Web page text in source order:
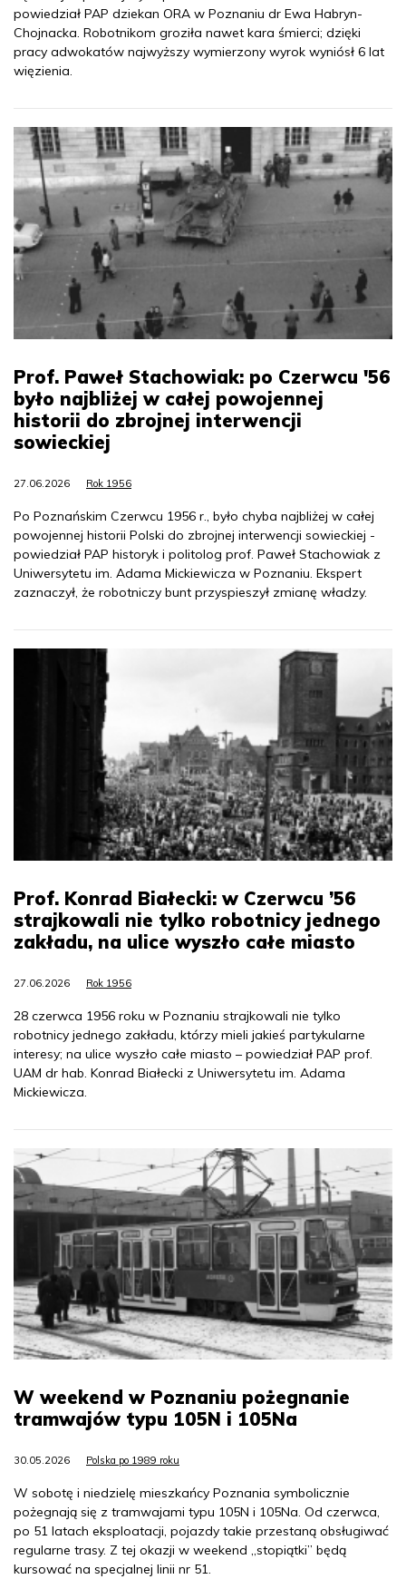
powiedział PAP dziekan ORA w Poznaniu dr Ewa Habryn-
Chojnacka. Robotnikom groziła nawet kara śmierci; dzięki
pracy adwokatów najwyższy wymierzony wyrok wyniósł 6 lat
więzienia.
Prof. Paweł Stachowiak: po Czerwcu '56
było najbliżej w całej powojennej
historii do zbrojnej interwencji
sowieckiej
27.06.2026 Rok 1956
Po Poznańskim Czerwcu 1956 r., było chyba najbliżej w całej
powojennej historii Polski do zbrojnej interwencji sowieckiej -
powiedział PAP historyk i politolog prof. Paweł Stachowiak z
Uniwersytetu im. Adama Mickiewicza w Poznaniu. Ekspert
zaznaczył, że robotniczy bunt przyspieszył zmianę władzy.
Prof. Konrad Białecki: w Czerwcu ’56
strajkowali nie tylko robotnicy jednego
zakładu, na ulice wyszło całe miasto
27.06.2026 Rok 1956
28 czerwca 1956 roku w Poznaniu strajkowali nie tylko
robotnicy jednego zakładu, którzy mieli jakieś partykularne
interesy; na ulice wyszło całe miasto – powiedział PAP prof.
UAM dr hab. Konrad Białecki z Uniwersytetu im. Adama
Mickiewicza.
W weekend w Poznaniu pożegnanie
tramwajów typu 105N i 105Na
30.05.2026 Polska po 1989 roku
W sobotę i niedzielę mieszkańcy Poznania symbolicznie
pożegnają się z tramwajami typu 105N i 105Na. Od czerwca,
po 51 latach eksploatacji, pojazdy takie przestaną obsługiwać
regularne trasy. Z tej okazji w weekend „stopiątki” będą
kursować na specjalnej linii nr 51.